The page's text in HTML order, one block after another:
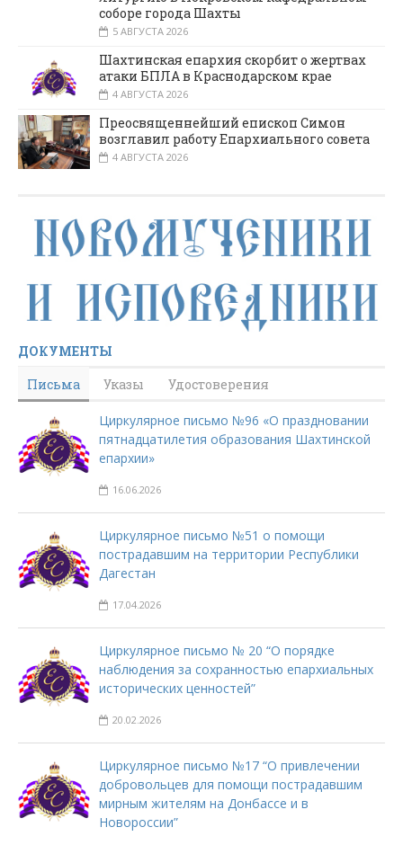
соборе города Шахты
5 АВГУСТА 2026
Шахтинская епархия скорбит о жертвах
атаки БПЛА в Краснодарском крае
4 АВГУСТА 2026
Преосвященнейший епископ Симон
возглавил работу Епархиального совета
4 АВГУСТА 2026
ДОКУМЕНТЫ
Письма
Указы Удостоверения
Циркулярное письмо №96 «О праздновании
пятнадцатилетия образования Шахтинской
епархии»
16.06.2026
Циркулярное письмо №51 о помощи
пострадавшим на территории Республики
Дагестан
17.04.2026
Циркулярное письмо № 20 “О порядке
наблюдения за сохранностью епархиальных
исторических ценностей”
20.02.2026
Циркулярное письмо №17 “О привлечении
добровольцев для помощи пострадавшим
мирным жителям на Донбассе и в
Новороссии”